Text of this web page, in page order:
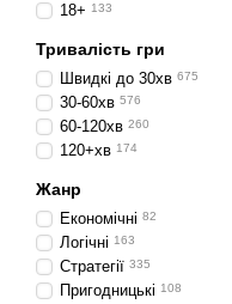
18+ 133
Тривалість гри
Швидкі до 30хв 675
30-60хв 576
60-120хв 260
120+хв 174
Жанр
Економічні 82
Логічні 163
Стратегії 335
Пригодницькі 108